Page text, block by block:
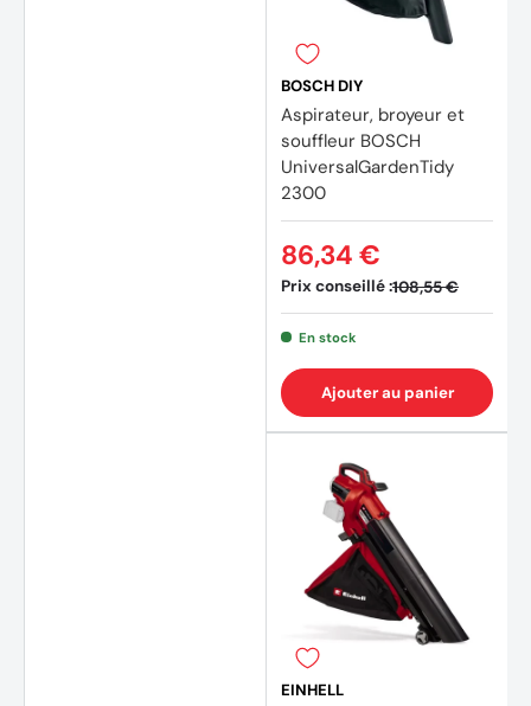
BOSCH DIY
Aspirateur, broyeur et
souffleur BOSCH
UniversalGardenTidy
2300
Prix conseillé :108,55 €
86,34 €
En stock
Ajouter au panier
EINHELL